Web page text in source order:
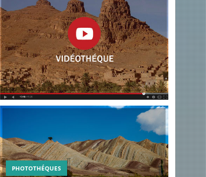
PHOTOTHÉQUES